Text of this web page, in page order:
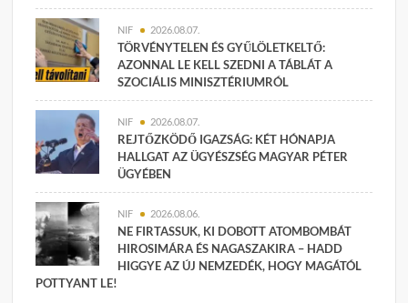
NIF 2026.08.07.
TÖRVÉNYTELEN ÉS GYŰLÖLETKELTŐ:
AZONNAL LE KELL SZEDNI A TÁBLÁT A
SZOCIÁLIS MINISZTÉRIUMRÓL
NIF 2026.08.07.
REJTŐZKÖDŐ IGAZSÁG: KÉT HÓNAPJA
HALLGAT AZ ÜGYÉSZSÉG MAGYAR PÉTER
ÜGYÉBEN
NIF 2026.08.06.
NE FIRTASSUK, KI DOBOTT ATOMBOMBÁT
HIROSIMÁRA ÉS NAGASZAKIRA – HADD
HIGGYE AZ ÚJ NEMZEDÉK, HOGY MAGÁTÓL
POTTYANT LE!